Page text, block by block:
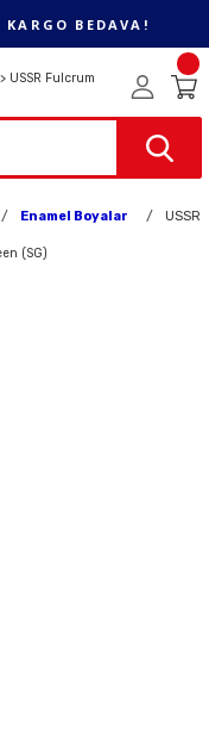
KARGO BEDAVA!
Enamel Boyalar USSR